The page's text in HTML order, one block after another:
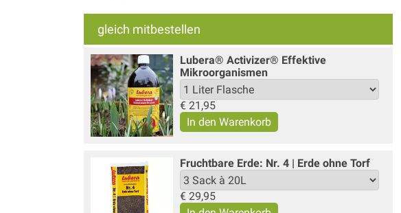
gleich mitbestellen
Lubera® Activizer® Effektive
Mikroorganismen
€ 21,95
Fruchtbare Erde: Nr. 4 | Erde ohne Torf
€ 29,95